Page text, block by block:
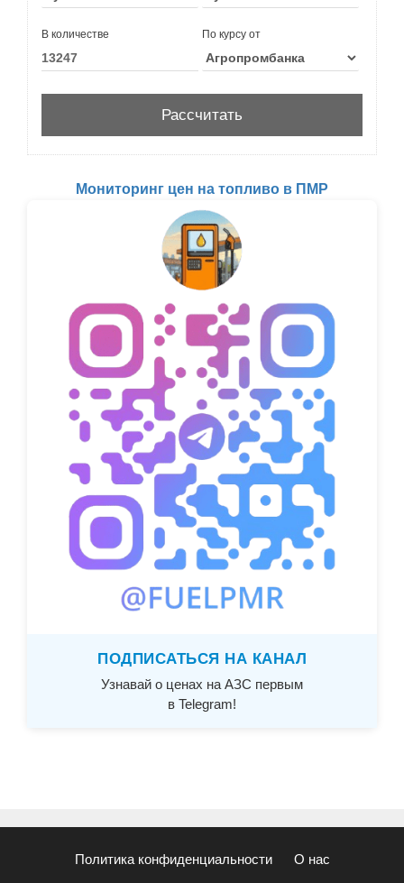
В количестве По курсу от
Мониторинг цен на топливо в ПМР
ПОДПИСАТЬСЯ НА КАНАЛ
Узнавай о ценах на АЗС первым
в Telegram!
Политика конфиденциальности О нас